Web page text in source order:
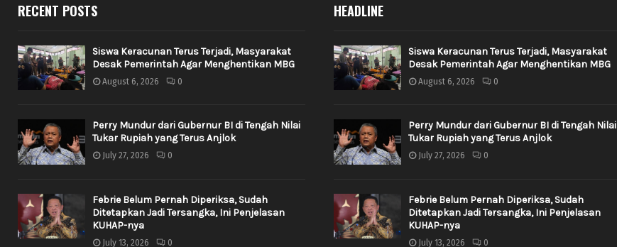
RECENT POSTS
Siswa Keracunan Terus Terjadi, Masyarakat
Desak Pemerintah Agar Menghentikan MBG
August 6, 2026 0
Perry Mundur dari Gubernur BI di Tengah Nilai
Tukar Rupiah yang Terus Anjlok
July 27, 2026 0
Febrie Belum Pernah Diperiksa, Sudah
Ditetapkan Jadi Tersangka, Ini Penjelasan
KUHAP-nya
July 13, 2026 0
HEADLINE
Siswa Keracunan Terus Terjadi, Masyarakat
Desak Pemerintah Agar Menghentikan MBG
August 6, 2026 0
Perry Mundur dari Gubernur BI di Tengah Nilai
Tukar Rupiah yang Terus Anjlok
July 27, 2026 0
Febrie Belum Pernah Diperiksa, Sudah
Ditetapkan Jadi Tersangka, Ini Penjelasan
KUHAP-nya
July 13, 2026 0